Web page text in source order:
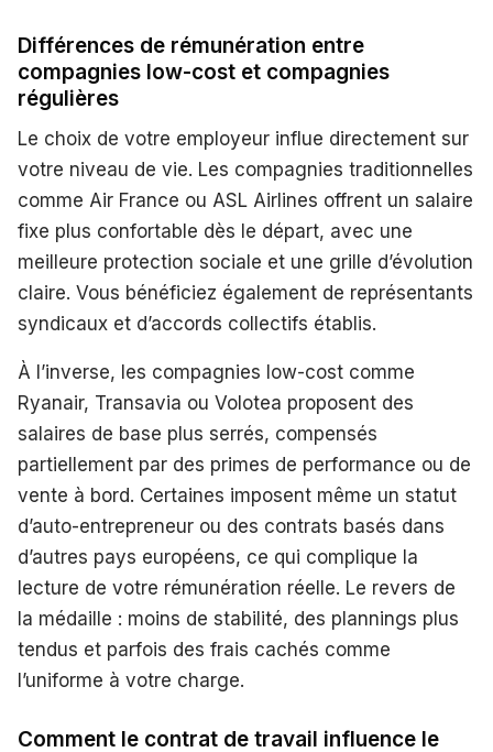
Différences de rémunération entre
compagnies low-cost et compagnies
régulières
Le choix de votre employeur influe directement sur
votre niveau de vie. Les compagnies traditionnelles
comme Air France ou ASL Airlines offrent un salaire
fixe plus confortable dès le départ, avec une
meilleure protection sociale et une grille d’évolution
claire. Vous bénéficiez également de représentants
syndicaux et d’accords collectifs établis.
À l’inverse, les compagnies low-cost comme
Ryanair, Transavia ou Volotea proposent des
salaires de base plus serrés, compensés
partiellement par des primes de performance ou de
vente à bord. Certaines imposent même un statut
d’auto-entrepreneur ou des contrats basés dans
d’autres pays européens, ce qui complique la
lecture de votre rémunération réelle. Le revers de
la médaille : moins de stabilité, des plannings plus
tendus et parfois des frais cachés comme
l’uniforme à votre charge.
Comment le contrat de travail influence le